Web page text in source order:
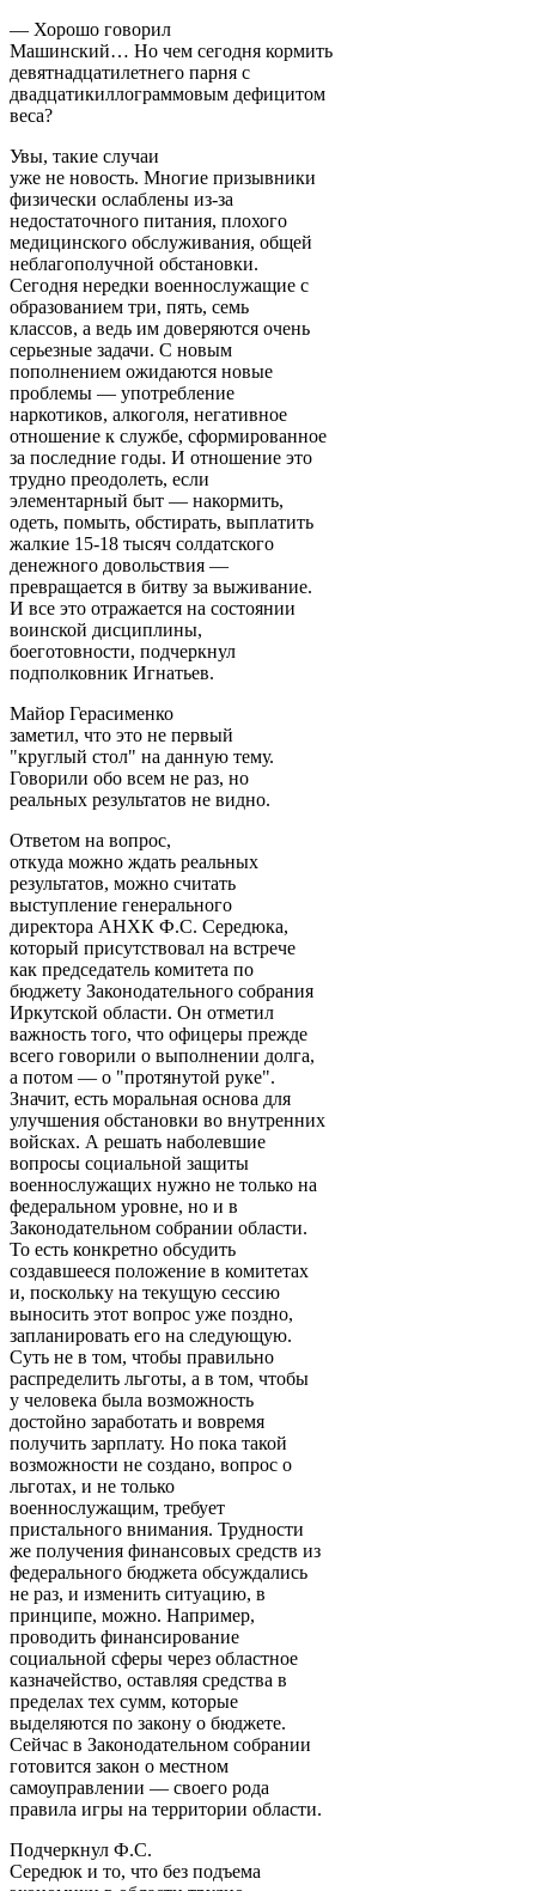
— Хорошо говорил
Машинский… Но чем сегодня кормить
девятнадцатилетнего парня с
двадцатикиллограммовым дефицитом
веса?
Увы, такие случаи
уже не новость. Многие призывники
физически ослаблены из-за
недостаточного питания, плохого
медицинского обслуживания, общей
неблагополучной обстановки.
Сегодня нередки военнослужащие с
образованием три, пять, семь
классов, а ведь им доверяются очень
серьезные задачи. С новым
пополнением ожидаются новые
проблемы — употребление
наркотиков, алкоголя, негативное
отношение к службе, сформированное
за последние годы. И отношение это
трудно преодолеть, если
элементарный быт — накормить,
одеть, помыть, обстирать, выплатить
жалкие 15-18 тысяч солдатского
денежного довольствия —
превращается в битву за выживание.
И все это отражается на состоянии
воинской дисциплины,
боеготовности, подчеркнул
подполковник Игнатьев.
Майор Герасименко
заметил, что это не первый
"круглый стол" на данную тему.
Говорили обо всем не раз, но
реальных результатов не видно.
Ответом на вопрос,
откуда можно ждать реальных
результатов, можно считать
выступление генерального
директора АНХК Ф.С. Середюка,
который присутствовал на встрече
как председатель комитета по
бюджету Законодательного собрания
Иркутской области. Он отметил
важность того, что офицеры прежде
всего говорили о выполнении долга,
а потом — о "протянутой руке".
Значит, есть моральная основа для
улучшения обстановки во внутренних
войсках. А решать наболевшие
вопросы социальной защиты
военнослужащих нужно не только на
федеральном уровне, но и в
Законодательном собрании области.
То есть конкретно обсудить
создавшееся положение в комитетах
и, поскольку на текущую сессию
выносить этот вопрос уже поздно,
запланировать его на следующую.
Суть не в том, чтобы правильно
распределить льготы, а в том, чтобы
у человека была возможность
достойно заработать и вовремя
получить зарплату. Но пока такой
возможности не создано, вопрос о
льготах, и не только
военнослужащим, требует
пристального внимания. Трудности
же получения финансовых средств из
федерального бюджета обсуждались
не раз, и изменить ситуацию, в
принципе, можно. Например,
проводить финансирование
социальной сферы через областное
казначейство, оставляя средства в
пределах тех сумм, которые
выделяются по закону о бюджете.
Сейчас в Законодательном собрании
готовится закон о местном
самоуправлении — своего рода
правила игры на территории области.
Подчеркнул Ф.С.
Середюк и то, что без подъема